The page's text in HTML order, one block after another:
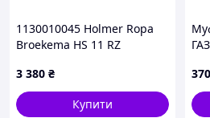
1130010045 Holmer Ropa
Broekema HS 11 RZ
3 380 ₴
Купити
370